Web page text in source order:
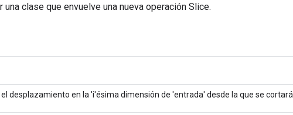
clase que envuelve una nueva operación Slice.
desplazamiento en la 'i'ésima dimensión de 'entrada' desde la que se cortará.